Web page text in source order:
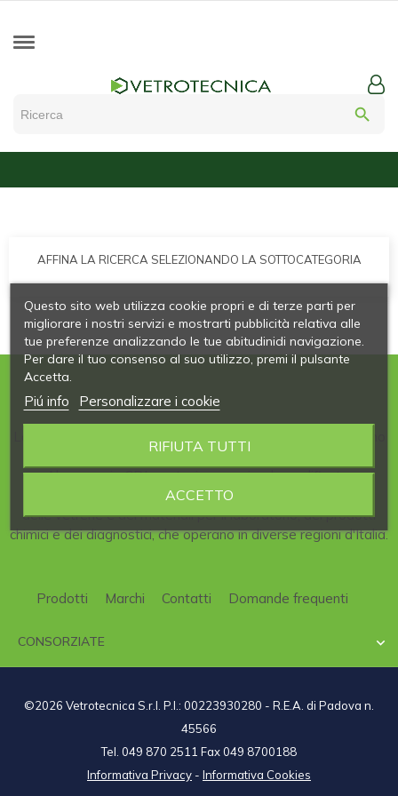
search
AFFINA LA RICERCA SELEZIONANDO LA SOTTOCATEGORIA
Distribuzione di articoli per Laboratori
Al consorzio CDL partecipano aziende qualificate,
specializzate nel campo della strumentazione scientifica,
delle vetrerie e dei materiali per il laboratorio, dei prodotti
chimici e dei diagnostici, che operano in diverse regioni d'Italia.
Prodotti Marchi Contatti Domande frequenti
CONSORZIATE 
Questo sito web utilizza cookie propri e di terze parti per
migliorare i nostri servizi e mostrarti pubblicità relativa alle
tue preferenze analizzando le tue abitudinidi navigazione.
Per dare il tuo consenso al suo utilizzo, premi il pulsante
Accetta.
Piú info Personalizzare i cookie
RIFIUTA TUTTI
ACCETTO
©2026 Vetrotecnica S.r.l. P.I.: 00223930280 - R.E.A. di Padova n.
45566
Tel. 049 870 2511 Fax 049 8700188
Informativa Privacy - Informativa Cookies